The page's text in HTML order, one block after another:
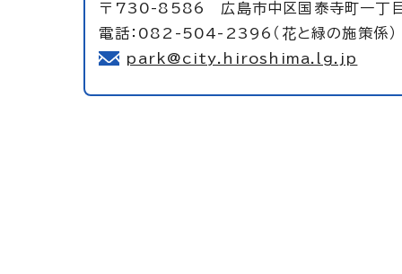
〒730-8586 広島市中区国泰寺町一丁
電話：082-504-2396（花と緑の施策係）
park@city.hiroshima.lg.jp